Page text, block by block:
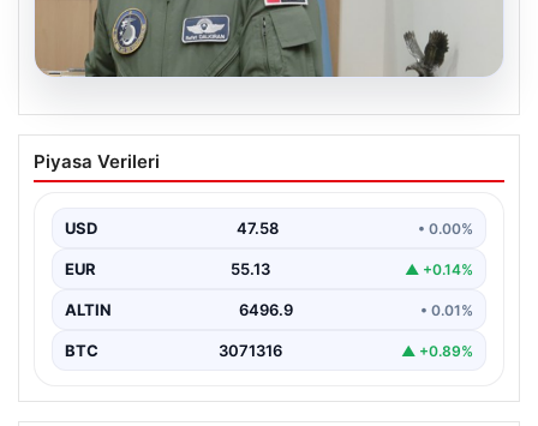
05.08.2026
Rafet Dalkıran kimdir? Yeni Hava
Kuvvetleri Komutanı Rafet Dalkıran’ın
Piyasa Verileri
USD 47.58 • 0.00%
EUR 55.13 ▲ +0.14%
ALTIN 6496.9 • 0.01%
BTC 3071316 ▲ +0.89%